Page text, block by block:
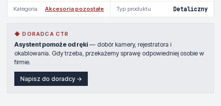
Kategoria Akcesoria pozostałe Typ produktu Detaliczny
◆ DORADCA CTR
Asystent pomoże od ręki — dobór kamery, rejestratora i
okablowania. Gdy trzeba, przekażemy sprawę odpowiedniej osobie w
firmie.
Napisz do doradcy →